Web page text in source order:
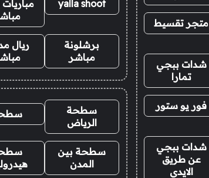
متجر تقسيط
شدات ببجي
تمارا
فور يو ستور
شدات ببجي
عن طريق
الايدي
yalla shoot
مباريات
برشلونة
مباشر
ريال
سطحة
الرياض
سطحة بين
المدن